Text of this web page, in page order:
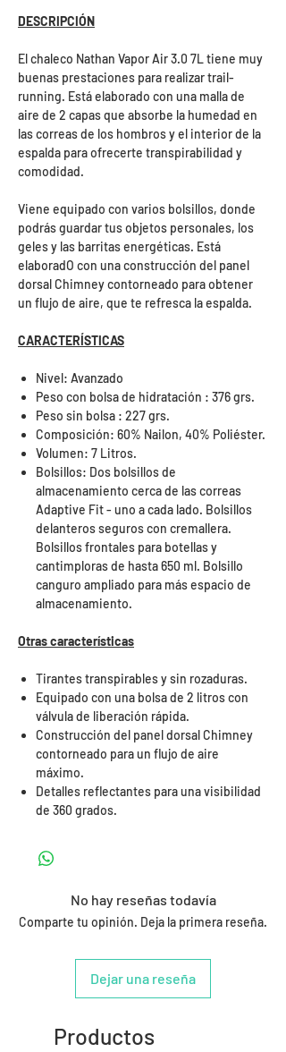
DESCRIPCIÓN
El chaleco Nathan Vapor Air 3.0 7L tiene muy
buenas prestaciones para realizar trail-
running. Está elaborado con una malla de
aire de 2 capas que absorbe la humedad en
las correas de los hombros y el interior de la
espalda para ofrecerte transpirabilidad y
comodidad.
Viene equipado con varios bolsillos, donde
podrás guardar tus objetos personales, los
geles y las barritas energéticas. Está
elaboradO con una construcción del panel
dorsal Chimney contorneado para obtener
un flujo de aire, que te refresca la espalda.
CARACTERÍSTICAS
Nivel: Avanzado
Peso con bolsa de hidratación : 376 grs.
Peso sin bolsa : 227 grs.
Composición: 60% Nailon, 40% Poliéster.
Volumen: 7 Litros.
Bolsillos: Dos bolsillos de
almacenamiento cerca de las correas
Adaptive Fit - uno a cada lado. Bolsillos
delanteros seguros con cremallera.
Bolsillos frontales para botellas y
cantimploras de hasta 650 ml. Bolsillo
canguro ampliado para más espacio de
almacenamiento.
Otras características
Tirantes transpirables y sin rozaduras.
Equipado con una bolsa de 2 litros con
válvula de liberación rápida.
Construcción del panel dorsal Chimney
contorneado para un flujo de aire
máximo.
Detalles reflectantes para una visibilidad
de 360 grados.
No hay reseñas todavía
Comparte tu opinión. Deja la primera reseña.
Dejar una reseña
Productos